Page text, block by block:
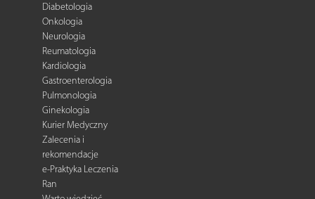
Diabetologia
Onkologia
Neurologia
Reumatologia
Kardiologia
Gastroenterologia
Pulmonologia
Ginekologia
Kurier Medyczny
Zalecenia i
rekomendacje
e-Praktyka Leczenia
Ran